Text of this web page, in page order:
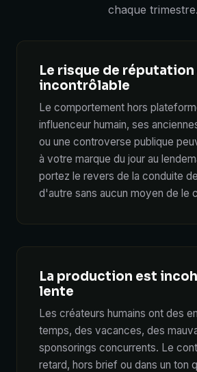
chaque trimestre.
Le risque de
incontrôlable
Le comportement hors
influenceur humain, ses
ou une controverse publique
à votre marque du jour au
portez le revers de la conduite
d'autre sans aucun moyen de le
La production est
lente
Les créateurs humains ont des
temps, des vacances, des
sponsorings concurrents. Le
retard, hors brief ou dans un ton